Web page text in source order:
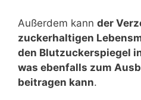
Außerdem kann der
zuckerhaltigen
den Blutzuckerspiegel
was ebenfalls zum
beitragen kann.